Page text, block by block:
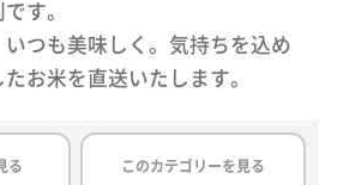
す。
つも美味しく。気持ちを込め
お米を直送いたします。
る このカテゴリーを見る